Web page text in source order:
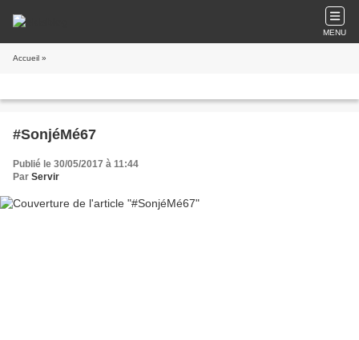
MENU
Accueil »
#SonjéMé67
Publié le 30/05/2017 à 11:44
Par Servir